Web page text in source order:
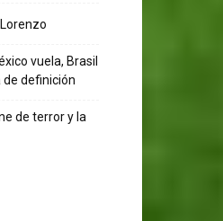
vuela, Brasil
de definición
de terror y la